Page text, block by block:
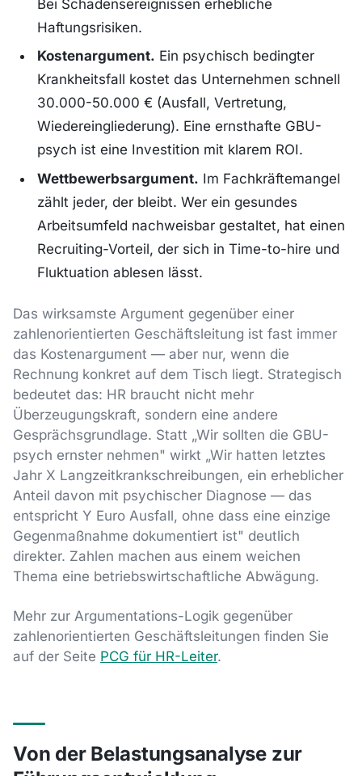
Bei Schadensereignissen erhebliche
Haftungsrisiken.
Kostenargument. Ein psychisch bedingter
Krankheitsfall kostet das Unternehmen schnell
30.000-50.000 € (Ausfall, Vertretung,
Wiedereingliederung). Eine ernsthafte GBU-
psych ist eine Investition mit klarem ROI.
Wettbewerbsargument. Im Fachkräftemangel
zählt jeder, der bleibt. Wer ein gesundes
Arbeitsumfeld nachweisbar gestaltet, hat einen
Recruiting-Vorteil, der sich in Time-to-hire und
Fluktuation ablesen lässt.
Das wirksamste Argument gegenüber einer
zahlenorientierten Geschäftsleitung ist fast immer
das Kostenargument — aber nur, wenn die
Rechnung konkret auf dem Tisch liegt. Strategisch
bedeutet das: HR braucht nicht mehr
Überzeugungskraft, sondern eine andere
Gesprächsgrundlage. Statt „Wir sollten die GBU-
psych ernster nehmen" wirkt „Wir hatten letztes
Jahr X Langzeitkrankschreibungen, ein erheblicher
Anteil davon mit psychischer Diagnose — das
entspricht Y Euro Ausfall, ohne dass eine einzige
Gegenmaßnahme dokumentiert ist" deutlich
direkter. Zahlen machen aus einem weichen
Thema eine betriebswirtschaftliche Abwägung.
Mehr zur Argumentations-Logik gegenüber
zahlenorientierten Geschäftsleitungen finden Sie
auf der Seite PCG für HR-Leiter.
Von der Belastungsanalyse zur